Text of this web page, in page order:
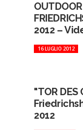
2012 –
16 LUGLIO 2012
"TOR DES
2012